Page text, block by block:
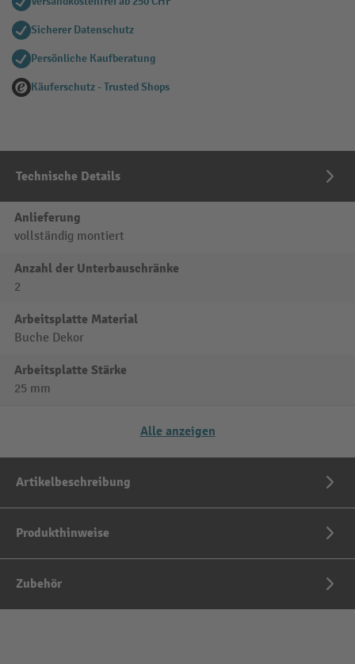
Sicherer Datenschutz
Persönliche Kaufberatung
Käuferschutz - Trusted Shops
Technische Details
Anlieferung
vollständig montiert
Anzahl der Unterbauschränke
2
Arbeitsplatte Material
Buche Dekor
Arbeitsplatte Stärke
25 mm
Alle anzeigen
Artikelbeschreibung
Produkthinweise
Zubehör